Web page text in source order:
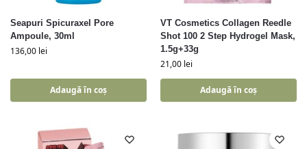
Seapuri Spicuraxel Pore
Ampoule, 30ml
136,00 lei
Adaugă în coș
VT Cosmetics Collagen Reedle
Shot 100 2 Step Hydrogel Mask,
1.5g+33g
21,00 lei
Adaugă în coș